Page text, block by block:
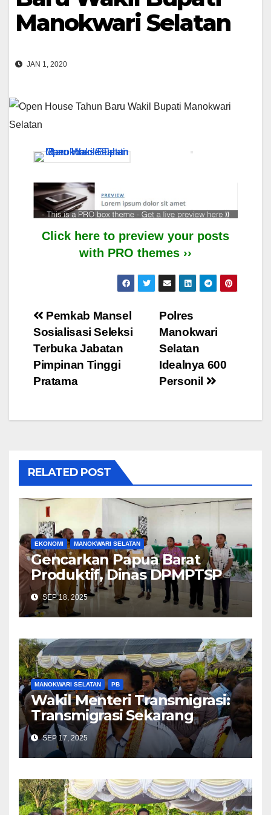
Manokwari Selatan
JAN 1, 2020
Click here to preview your posts
with PRO themes ››
Post
navigation
Polres
Manokwari
Selatan
Idealnya 600
Personil
Pemkab Mansel
Sosialisasi Seleksi
Terbuka Jabatan
Pimpinan Tinggi
Pratama
RELATED POST
EKONOMI MANOKWARI SELATAN
Gencarkan Papua Barat
Produktif, Dinas DPMPTSP
Sosialiasi Perizinan Berusaha
Berbasis Risiko dan NIB
SEP 18, 2025
MANOKWARI SELATAN PB
Wakil Menteri Transmigrasi:
Transmigrasi Sekarang
Tergantung Permintaan
Pemerintah Daerah
SEP 17, 2025